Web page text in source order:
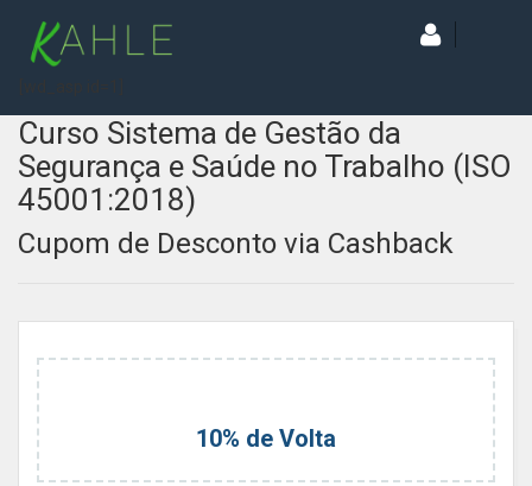
Curso Sistema de Gestão da
Segurança e Saúde no Trabalho (ISO
45001:2018)
Cupom de Desconto via Cashback
10% de Volta